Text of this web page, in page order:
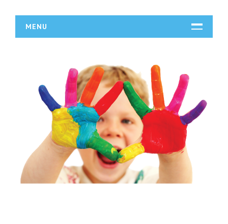
MENU
DZIAŁALNOŚĆ
Biura Rachunkowe
Doradztwo
Drukarnie
Handel
Hurtownie
Kredyty, Leasing
Oferty Pracy